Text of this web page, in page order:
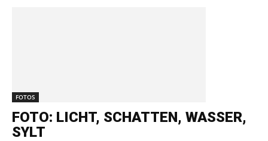
FOTOS
FOTO: LICHT, SCHATTEN, WASSER,
SYLT